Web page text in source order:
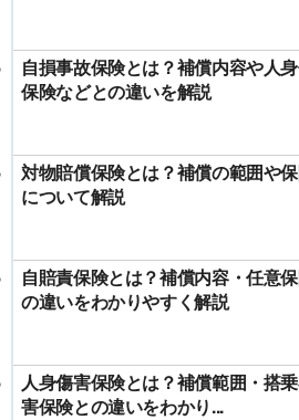
自損事故保険とは？補償内容や人
保険などとの違いを解説
対物賠償保険とは？補償の範囲や
について解説
自賠責保険とは？補償内容・任意
の違いをわかりやすく解説
人身傷害保険とは？補償範囲・搭
害保険との違いをわかり...